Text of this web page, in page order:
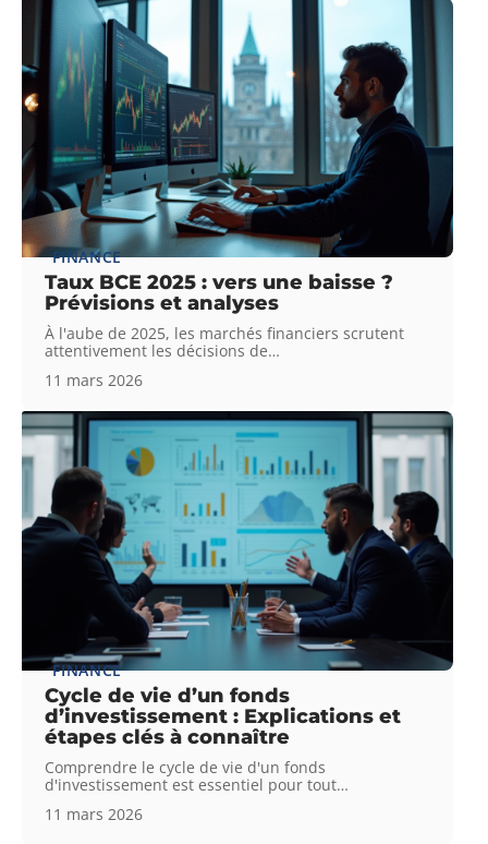
FINANCE
Taux BCE 2025 : vers une baisse ?
Prévisions et analyses
À l'aube de 2025, les marchés financiers scrutent
attentivement les décisions de…
11 mars 2026
FINANCE
Cycle de vie d’un fonds
d’investissement : Explications et
étapes clés à connaître
Comprendre le cycle de vie d'un fonds
d'investissement est essentiel pour tout…
11 mars 2026